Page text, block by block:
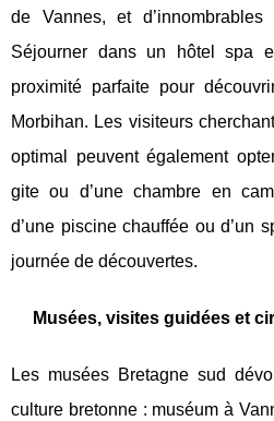
de Vannes, et
Séjourner dans un hôtel spa
proximité parfaite pour
Morbihan. Les visiteurs
optimal peuvent également
gite ou d’une chambre en
d’une piscine chauffée ou d’un
journée de découvertes.
Musées, visites guidées et
Les musées Bretagne sud
culture bretonne : muséum à